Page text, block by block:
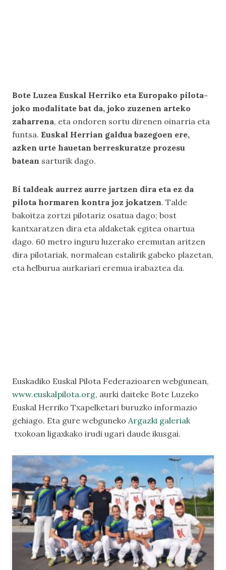
Bote Luzea Euskal Herriko eta Europako pilota-
joko modalitate bat da, joko zuzenen arteko
zaharrena, eta ondoren sortu direnen oinarria eta
funtsa. Euskal Herrian galdua bazegoen ere,
azken urte hauetan berreskuratze prozesu
batean sarturik dago.
Bi taldeak aurrez aurre jartzen dira eta ez da
pilota hormaren kontra joz jokatzen. Talde
bakoitza zortzi pilotariz osatua dago; bost
kantxaratzen dira eta aldaketak egitea onartua
dago. 60 metro inguru luzerako eremutan aritzen
dira pilotariak, normalean estalirik gabeko plazetan,
eta helburua aurkariari eremua irabaztea da.
Euskadiko Euskal Pilota Federazioaren webgunean,
www.euskalpilota.org, aurki daiteke Bote Luzeko
Euskal Herriko Txapelketari buruzko informazio
gehiago. Eta gure webguneko Argazki galeriak
txokoan ligaxkako irudi ugari daude ikusgai.